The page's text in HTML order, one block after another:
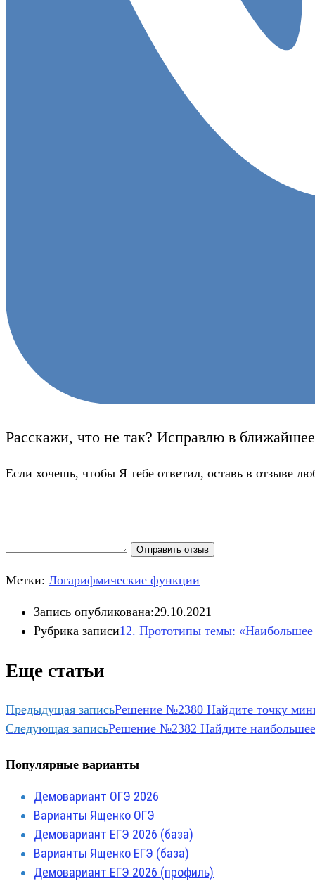
Расскажи, что не так? Исправлю в
Если хочешь, чтобы Я тебе ответил, оставь в отзыве
Отправить отзыв
Метки: Логарифмические функции
Запись опубликована:29.10.2021
Рубрика записи12. Прототипы темы:
Еще статьи
Предыдущая записьРешение №2380 Найдите точку
Следующая записьРешение №2382 Найдите
Популярные варианты
Демовариант ОГЭ 2026
Варианты Ященко ОГЭ
Демовариант ЕГЭ 2026 (база)
Варианты Ященко ЕГЭ (база)
Демовариант ЕГЭ 2026 (профиль)